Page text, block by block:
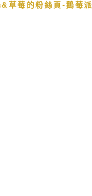
&草莓的粉絲頁-鵝莓派